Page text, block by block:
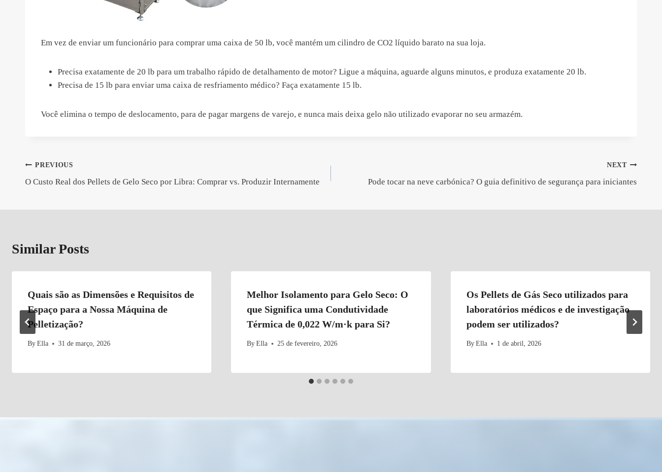
e
f
ã
o
s
d
g
o
Em vez de enviar um funcionário para comprar uma caixa de 50 lb, você mantém um cilindro de CO2 líquido barato na sua loja.
Precisa exatamente de 20 lb para um trabalho rápido de detalhamento de motor? Ligue a máquina, aguarde alguns minutos, e produza exatamente 20 lb.
Precisa de 15 lb para enviar uma caixa de resfriamento médico? Faça exatamente 15 lb.
Você elimina o tempo de deslocamento, para de pagar margens de varejo, e nunca mais deixa gelo não utilizado evaporar no seu armazém.
Navegação
de
PREVIOUS
O Custo Real dos Pellets de Gelo Seco por Libra: Comprar vs. Produzir Internamente
NEXT
Pode tocar na neve carbónica? O guia definitivo de segurança para iniciantes
Similar Posts
Quais são as Dimensões e Requisitos de
Espaço para a Nossa Máquina de
Pelletização?
By Ella 31 de março, 2026
Melhor Isolamento para Gelo Seco: O
que Significa uma Condutividade
Térmica de 0,022 W/m·k para Si?
By Ella 25 de fevereiro, 2026
Os Pellets de Gás Seco utilizados para
laboratórios médicos e de investigação
podem ser utilizados?
By Ella 1 de abril, 2026